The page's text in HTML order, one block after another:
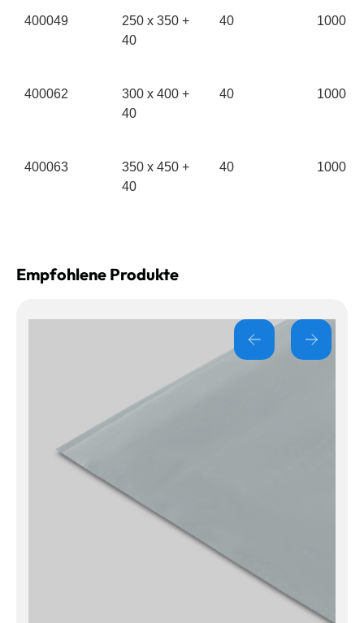
400049
250 x 350 +
40
40 1000
400062
300 x 400 +
40
40 1000
400063
350 x 450 +
40
40 1000
Empfohlene Produkte